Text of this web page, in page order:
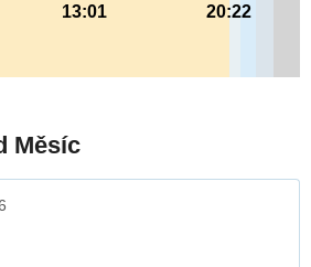
13:01 20:22
Měsíc